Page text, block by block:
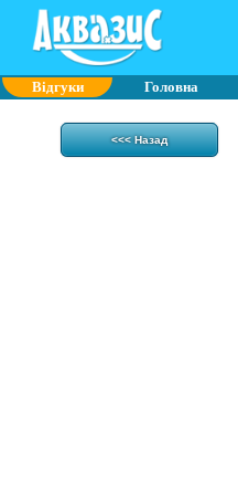
Відгуки Головна
<<< Назад